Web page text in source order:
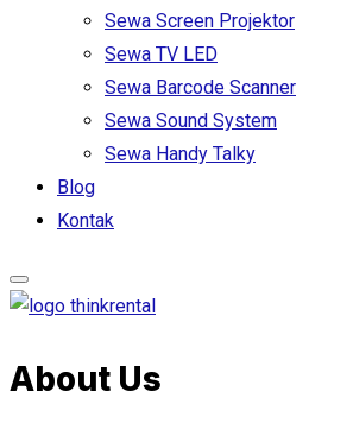
Sewa Screen Projektor
Sewa TV LED
Sewa Barcode Scanner
Sewa Sound System
Sewa Handy Talky
Blog
Kontak
About Us